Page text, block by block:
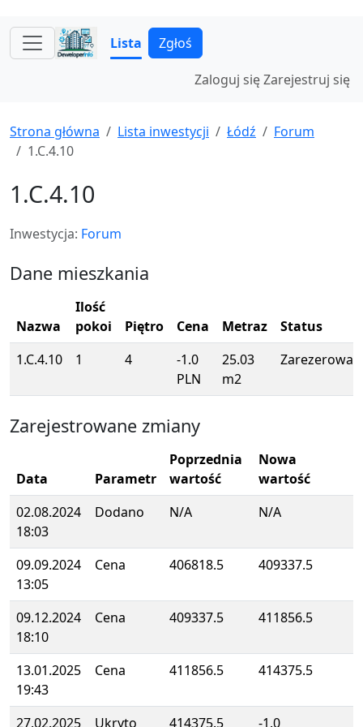
Lista Zgłoś
Zaloguj sięZarejestruj się
Strona główna Lista inwestycji Łódź
Forum
1.C.4.10
1.C.4.10
Inwestycja: Forum
Dane mieszkania
Nazwa
Ilość
pokoi
Piętro Cena Metraz
Status
1.C.4.10
1 4
-1.0
PLN
25.03
m2
Zarejestrowane zmiany
Data Parametr
Poprzednia
wartość
Nowa
wartość
02.08.2024
18:03
Dodano N/A N/A
09.09.2024
13:05
Cena 406818.5 409337.5
09.12.2024
18:10
Cena 409337.5 411856.5
13.01.2025
19:43
Cena 411856.5 414375.5
27.02.2025 Ukryto 414375.5 -1.0